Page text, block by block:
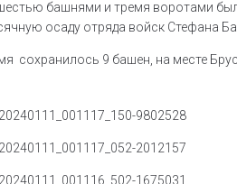
башнями и тремя воротами
осаду отряда войск Стефана
сохранилось 9 башен, на месте